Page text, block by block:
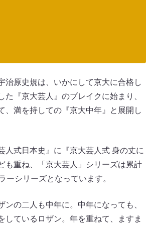
治原史規は、いかにして京大に合格し
た『京大芸人』のブレイクに始まり、
、満を持しての『京大中年』と展開し
人式日本史』に『京大芸人式 身の丈に
も重ね、「京大芸人」シリーズは累計
ーシリーズとなっています。
ンの二人も中年に。中年になっても、
しているロザン。年を重ねて、ますま